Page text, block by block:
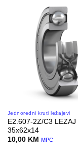
Jednoredni kruti ležajevi
E2.607-2Z/C3 LEZAJ
35x62x14
10,00 KM MPC